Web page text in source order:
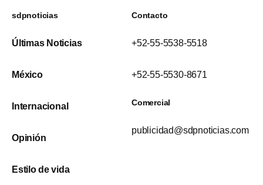
sdpnoticias
Últimas Noticias
México
Internacional
Opinión
Estilo de vida
Contacto
+52-55-5538-5518
+52-55-5530-8671
Comercial
publicidad@sdpnoticias.com